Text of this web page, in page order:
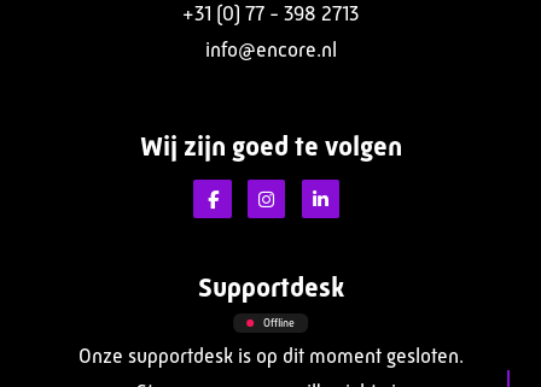
+31 (0) 77 - 398 2713
info@encore.nl
Wij zijn goed te volgen
Offline
Supportdesk
Onze supportdesk is op dit moment gesloten.